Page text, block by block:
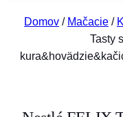
Domov / Mačacie /
Tasty